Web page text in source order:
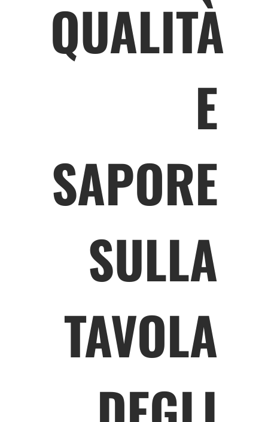
QUALITÀ
E
SAPORE
SULLA
TAVOLA